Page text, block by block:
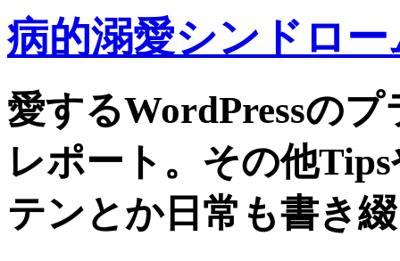
病的溺愛シンドロー
愛するWordPressの
レポート。その他
テンとか日常も書き